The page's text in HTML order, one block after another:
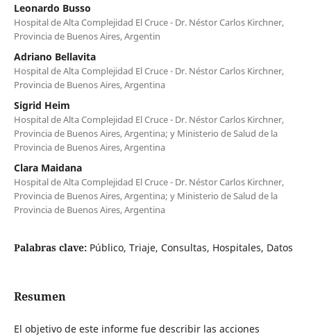
Leonardo Busso
Hospital de Alta Complejidad El Cruce - Dr. Néstor Carlos Kirchner,
Provincia de Buenos Aires, Argentin
Adriano Bellavita
Hospital de Alta Complejidad El Cruce - Dr. Néstor Carlos Kirchner,
Provincia de Buenos Aires, Argentina
Sigrid Heim
Hospital de Alta Complejidad El Cruce - Dr. Néstor Carlos Kirchner,
Provincia de Buenos Aires, Argentina; y Ministerio de Salud de la
Provincia de Buenos Aires, Argentina
Clara Maidana
Hospital de Alta Complejidad El Cruce - Dr. Néstor Carlos Kirchner,
Provincia de Buenos Aires, Argentina; y Ministerio de Salud de la
Provincia de Buenos Aires, Argentina
Palabras clave: Público, Triaje, Consultas, Hospitales, Datos
Resumen
El objetivo de este informe fue describir las acciones